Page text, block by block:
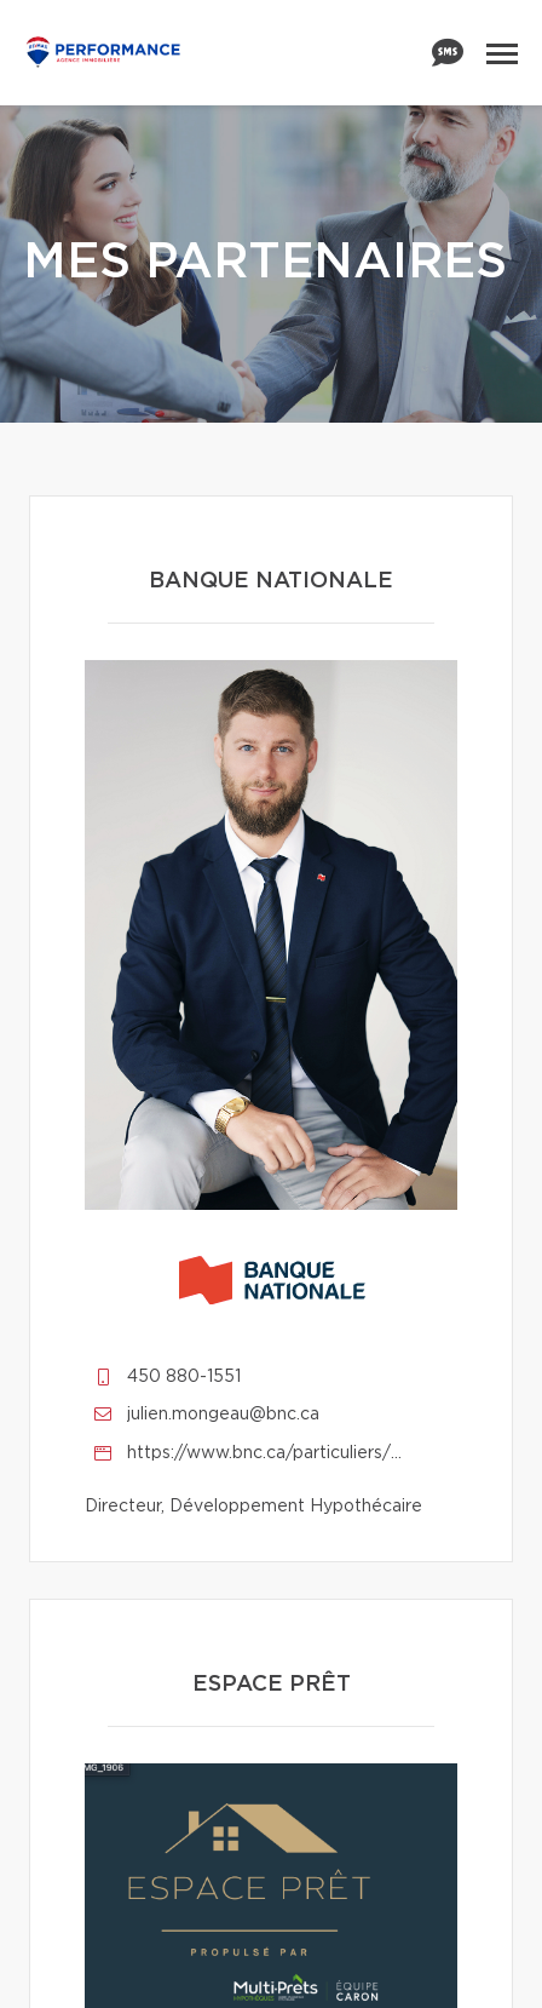
MES PARTENAIRES
BANQUE NATIONALE
450 880-1551
julien.mongeau@bnc.ca
Directeur, Développement Hypothécaire
ESPACE PRÊT